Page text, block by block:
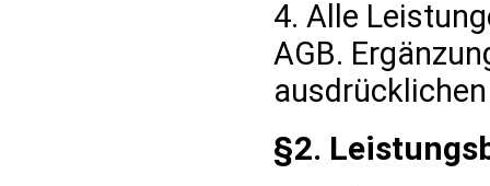
4. Alle
AGB.
§2.